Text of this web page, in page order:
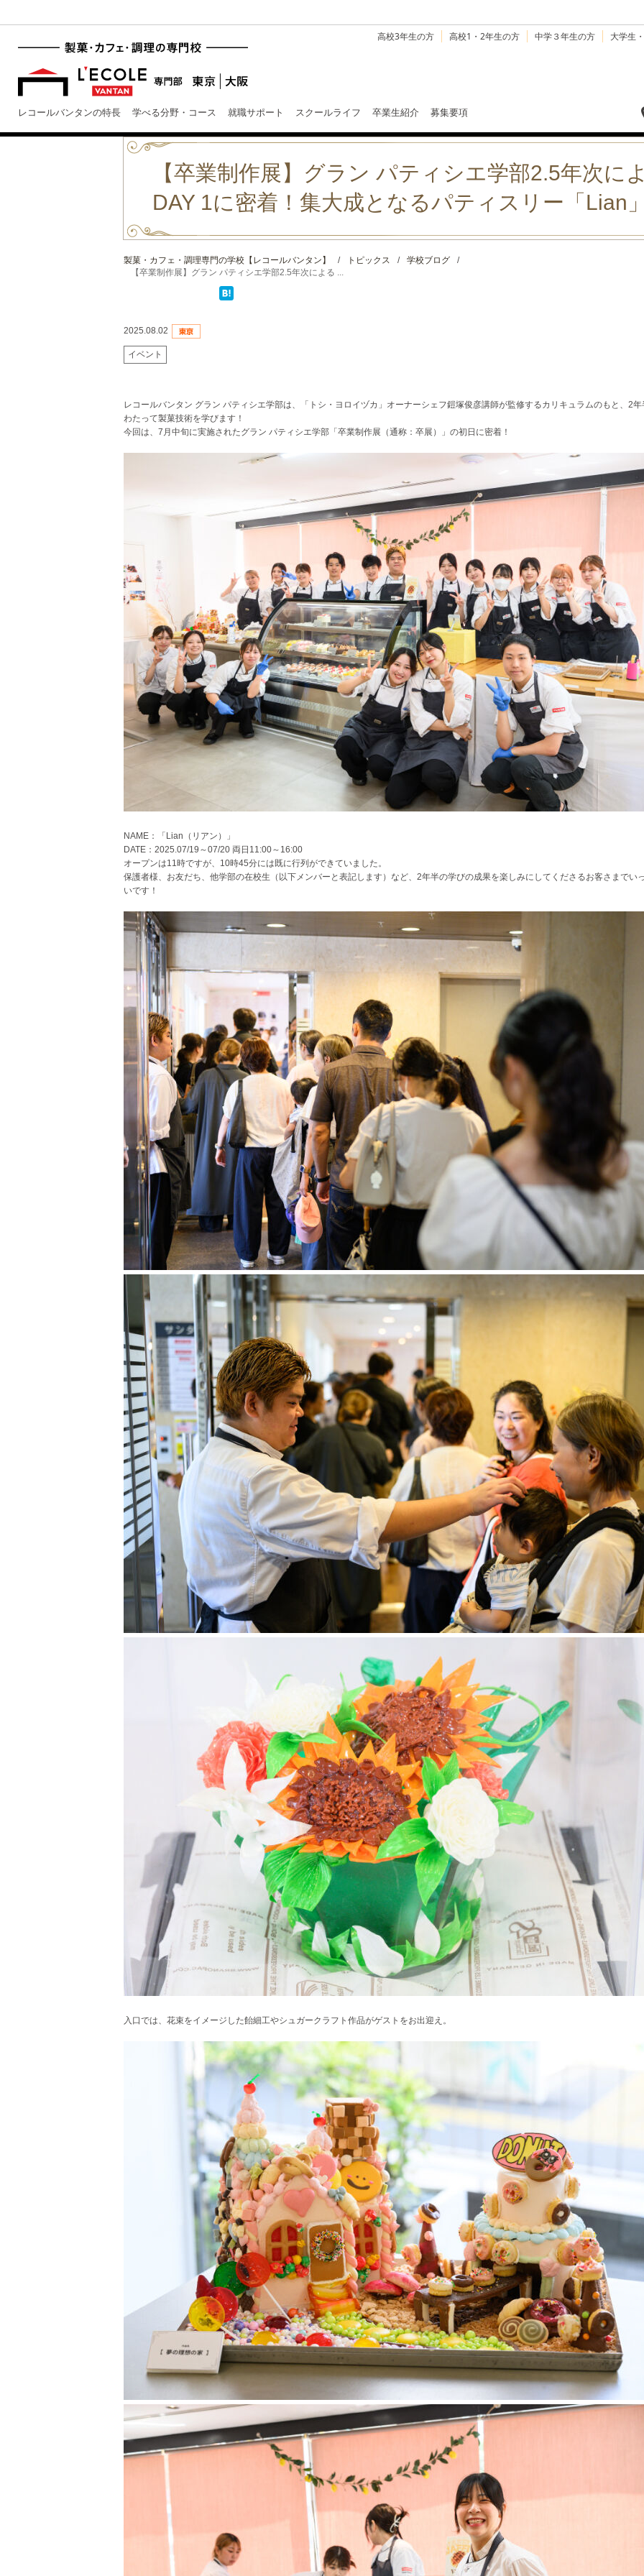
高校3年生の方 高校1・2年生の方 中学３年生の方 大学生
レコールバンタンの特長 学べる分野・コース 就職サポート スクールライフ 卒業生紹介 募集要項
【卒業制作展】グラン パティシエ学部2.5年次に
DAY 1に密着！集大成となるパティスリー「Lian
製菓・カフェ・調理専門の学校【レコールバンタン】 / トピックス / 学校ブログ
/
【卒業制作展】グラン パティシエ学部2.5年次による ...
2025.08.02
イベント
レコールバンタン グラン パティシエ学部は、「トシ・ヨロイヅカ」オーナーシェフ鎧塚俊彦講師が監修するカリキュラムのもと、2年
わたって製菓技術を学びます！
今回は、7月中旬に実施されたグラン パティシエ学部「卒業制作展（通称：卒展）」の初日に密着！
NAME：「Lian（リアン）」
DATE：2025.07/19～07/20 両日11:00～16:00
オープンは11時ですが、10時45分には既に行列ができていました。
保護者様、お友だち、他学部の在校生（以下メンバーと表記します）など、2年半の学びの成果を楽しみにしてくださるお客さまでい
いです！
入口では、花束をイメージした飴細工やシュガークラフト作品がゲストをお出迎え。